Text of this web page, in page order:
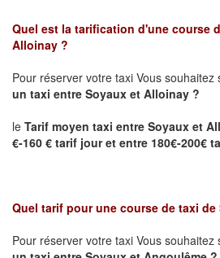
Quel est la tarification d'une course
Alloinay ?
Pour réserver votre taxi Vous souhaitez
un taxi entre Soyaux et Alloinay ?
le Tarif moyen taxi entre Soyaux et
€-160 € tarif jour et entre 180€-200€
Quel tarif pour une course de taxi de
Pour réserver votre taxi Vous souhaitez